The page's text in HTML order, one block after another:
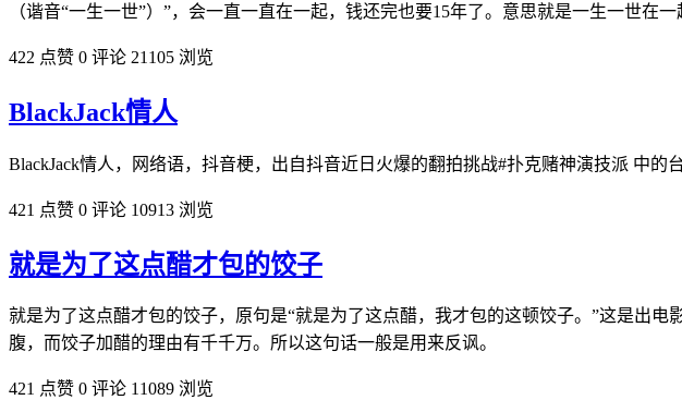
（谐音“一生一世”）”，会一直一直在一起，钱还完也要15年了。意思就是一生一世在一
422 点赞 0 评论 21105 浏览
BlackJack情人
BlackJack情人，网络语，抖音梗，出自抖音近日火爆的翻拍挑战#扑克赌神演技派 中
421 点赞 0 评论 10913 浏览
就是为了这点醋才包的饺子
就是为了这点醋才包的饺子，原句是“就是为了这点醋，我才包的这顿饺子。”这是出
腹，而饺子加醋的理由有千千万。所以这句话一般是用来反讽。
421 点赞 0 评论 11089 浏览